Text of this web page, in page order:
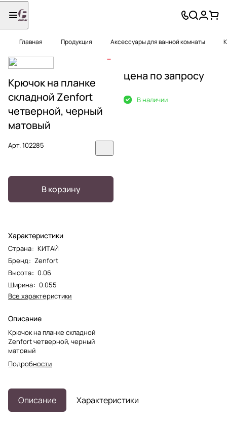
Главная Продукция Аксессуары для ванной комнаты
Крючок на планке
складной Zenfort
четверной, черный
матовый
Арт.102285
В корзину
Характеристики
Страна: КИТАЙ
Бренд: Zenfort
Высота: 0.06
Ширина: 0.055
Все характеристики
Описание
Крючок на планке складной
Zenfort четверной, черный
матовый
Подробности
цена по запросу
В наличии
Описание Характеристики